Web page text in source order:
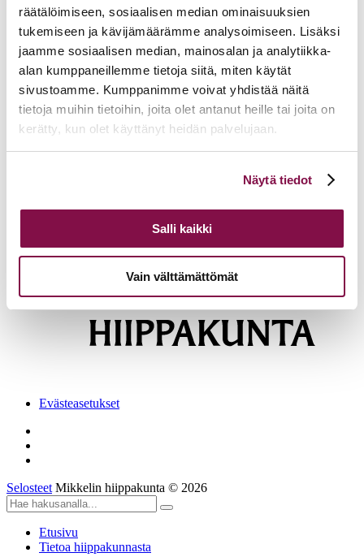
räätälöimiseen, sosiaalisen median ominaisuuksien
tukemiseen ja kävijämäärämme analysoimiseen. Lisäksi
jaamme sosiaalisen median, mainosalan ja analytiikka-
alan kumppaneillemme tietoja siitä, miten käytät
sivustoamme. Kumppanimme voivat yhdistää näitä
tietoja muihin tietoihin, joita olet antanut heille tai joita on
kerätty, kun olet käyttänyt heidän palvelujaan.
linkistä.
Näytä tiedot
Salli kaikki
Vain välttämättömät
Lisätietoja
anne.m.poyry@evl.fi
Tulevia tapahtumia
PT 4 Kirkon usko, tunnustus ja ekumenia 2.9.2026 - 6.11.2026
Evästeasetukset
Selosteet Mikkelin hiippakunta © 2026
Etusivu
Tietoa hiippakunnasta